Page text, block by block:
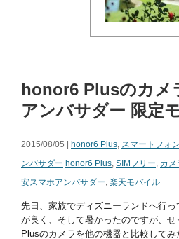
honor6 Plusのカメ
アンバサダー 限定
2015/08/05 | honor6 Plus, スマートフォン
ンバサダー honor6 Plus, SIMフリー, カメ
安スマホアンバサダー, 楽天モバイル
先日、家族でディズニーランドへ行
が良く、そして暑かったのですが、
Plusのカメラを他の機器と比較して